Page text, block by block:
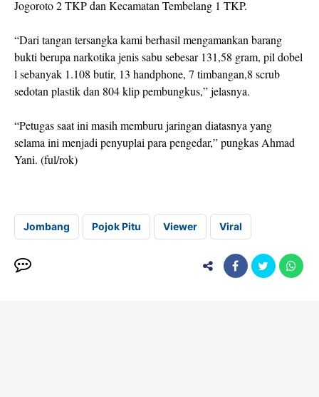
Jogoroto 2 TKP dan Kecamatan Tembelang 1 TKP.
“Dari tangan tersangka kami berhasil mengamankan barang
bukti berupa narkotika jenis sabu sebesar 131,58 gram, pil dobel
l sebanyak 1.108 butir, 13 handphone, 7 timbangan,8 scrub
sedotan plastik dan 804 klip pembungkus,” jelasnya.
“Petugas saat ini masih memburu jaringan diatasnya yang
selama ini menjadi penyuplai para pengedar,” pungkas Ahmad
Yani. (ful/rok)
Jombang Pojok Pitu Viewer Viral